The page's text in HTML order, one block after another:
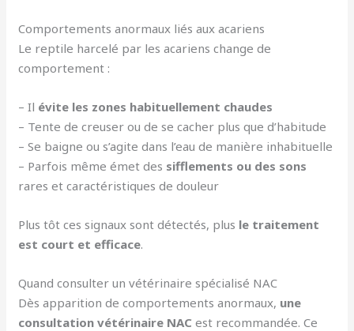
Comportements anormaux liés aux acariens
Le reptile harcelé par les acariens change de
comportement :
– Il évite les zones habituellement chaudes
– Tente de creuser ou de se cacher plus que d’habitude
– Se baigne ou s’agite dans l’eau de manière inhabituelle
– Parfois même émet des sifflements ou des sons
rares et caractéristiques de douleur
Plus tôt ces signaux sont détectés, plus le traitement
est court et efficace.
Quand consulter un vétérinaire spécialisé NAC
Dès apparition de comportements anormaux, une
consultation vétérinaire NAC est recommandée. Ce